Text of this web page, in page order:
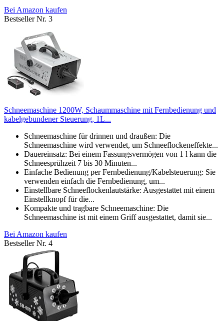
Bei Amazon kaufen
Bestseller Nr. 3
Schneemaschine 1200W, Schaummaschine mit Fernbedienung und
kabelgebundener Steuerung, 1L...
Schneemaschine für drinnen und draußen: Die
Schneemaschine wird verwendet, um Schneeflockeneffekte...
Dauereinsatz: Bei einem Fassungsvermögen von 1 l kann die
Schneesprühzeit 7 bis 30 Minuten...
Einfache Bedienung per Fernbedienung/Kabelsteuerung: Sie
verwenden einfach die Fernbedienung, um...
Einstellbare Schneeflockenlautstärke: Ausgestattet mit einem
Einstellknopf für die...
Kompakte und tragbare Schneemaschine: Die
Schneemaschine ist mit einem Griff ausgestattet, damit sie...
Bei Amazon kaufen
Bestseller Nr. 4